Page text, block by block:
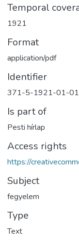
Temporal
1921
Format
application/pdf
Identifier
371-5-1921-01-
Is part of
Pesti hírlap
Access rights
https://
Subject
fegyelem
Type
Text